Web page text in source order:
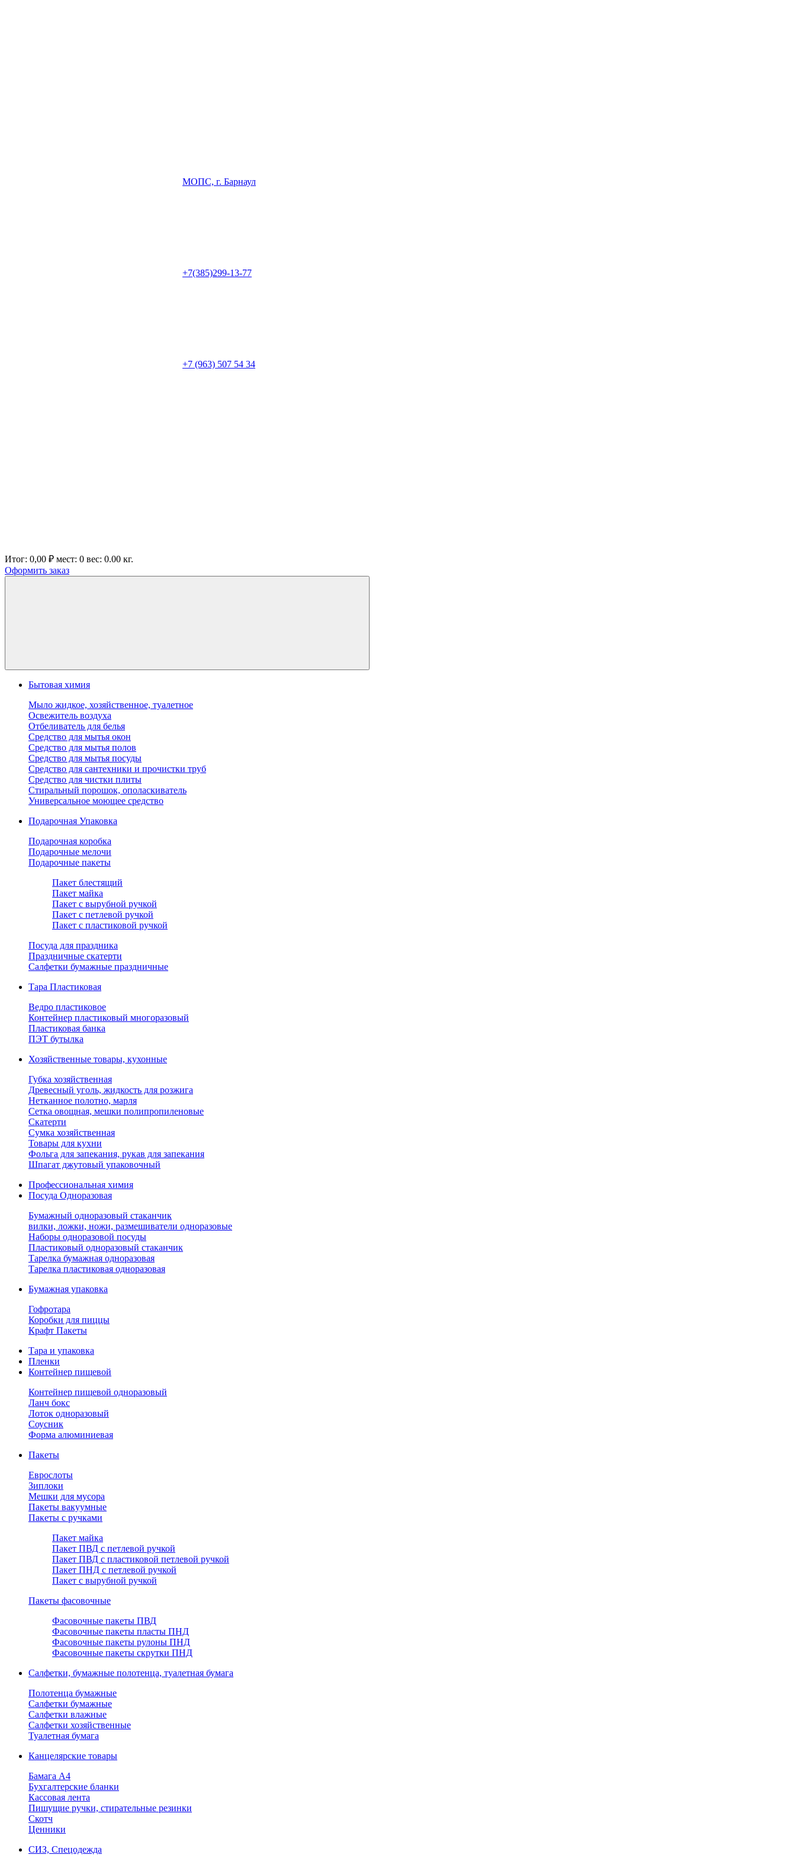
МОПС, г. Барнаул
+7(385)299-13-77
+7 (963) 507 54 34
Итог: 0,00 ₽ мест: 0 вес: 0.00 кг.
Оформить заказ
Бытовая химия
Мыло жидкое, хозяйственное, туалетное
Освежитель воздуха
Отбеливатель для белья
Средство для мытья окон
Средство для мытья полов
Средство для мытья посуды
Средство для сантехники и прочистки труб
Средство для чистки плиты
Стиральный порошок, ополаскиватель
Универсальное моющее средство
Подарочная Упаковка
Подарочная коробка
Подарочные мелочи
Подарочные пакеты
Пакет блестящий
Пакет майка
Пакет с вырубной ручкой
Пакет с петлевой ручкой
Пакет с пластиковой ручкой
Посуда для праздника
Праздничные скатерти
Салфетки бумажные праздничные
Тара Пластиковая
Ведро пластиковое
Контейнер пластиковый многоразовый
Пластиковая банка
ПЭТ бутылка
Хозяйственные товары, кухонные
Губка хозяйственная
Древесный уголь, жидкость для розжига
Нетканное полотно, марля
Сетка овощная, мешки полипропиленовые
Скатерти
Сумка хозяйственная
Товары для кухни
Фольга для запекания, рукав для запекания
Шпагат джутовый упаковочный
Профессиональная химия
Посуда Одноразовая
Бумажный одноразовый стаканчик
вилки, ложки, ножи, размешиватели одноразовые
Наборы одноразовой посуды
Пластиковый одноразовый стаканчик
Тарелка бумажная одноразовая
Тарелка пластиковая одноразовая
Бумажная упаковка
Гофротара
Коробки для пиццы
Крафт Пакеты
Тара и упаковка
Пленки
Контейнер пищевой
Контейнер пищевой одноразовый
Ланч бокс
Лоток одноразовый
Соусник
Форма алюминиевая
Пакеты
Еврослоты
Зиплоки
Мешки для мусора
Пакеты вакуумные
Пакеты с ручками
Пакет майка
Пакет ПВД с петлевой ручкой
Пакет ПВД с пластиковой петлевой ручкой
Пакет ПНД с петлевой ручкой
Пакет с вырубной ручкой
Пакеты фасовочные
Фасовочные пакеты ПВД
Фасовочные пакеты пласты ПНД
Фасовочные пакеты рулоны ПНД
Фасовочные пакеты скрутки ПНД
Салфетки, бумажные полотенца, туалетная бумага
Полотенца бумажные
Салфетки бумажные
Салфетки влажные
Салфетки хозяйственные
Туалетная бумага
Канцелярские товары
Бамага А4
Бухгалтерские бланки
Кассовая лента
Пишущие ручки, стирательные резинки
Скотч
Ценники
СИЗ, Спецодежда